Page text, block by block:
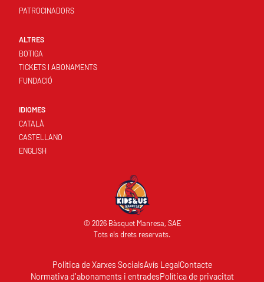
PATROCINADORS
ALTRES
BOTIGA
TICKETS I ABONAMENTS
FUNDACIÓ
IDIOMES
CATALÀ
CASTELLANO
ENGLISH
© 2026 Bàsquet Manresa, SAE
Tots els drets reservats.
Política de Xarxes SocialsAvís LegalContacte
Normativa d'abonaments i entradesPolítica de privacitat